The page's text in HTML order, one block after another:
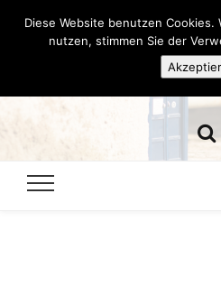
Diese Website benutzen Cookies.
nutzen, stimmen Sie der